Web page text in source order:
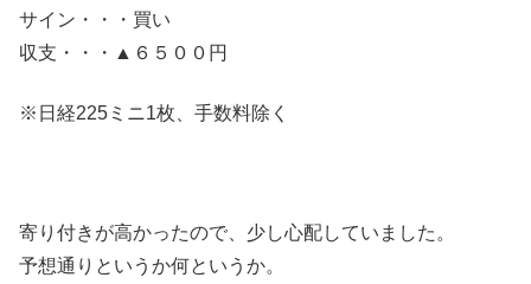
サイン・・・買い
収支・・・▲６５００円
※日経225ミニ1枚、手数料除く
寄り付きが高かったので、少し心配していました。
予想通りというか何というか。